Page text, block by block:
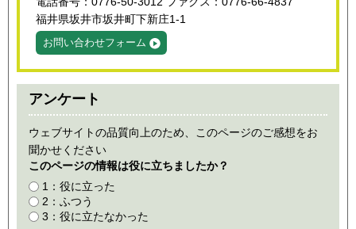
福井県坂井市坂井町下新庄1-1
お問い合わせフォーム
アンケート
ウェブサイトの品質向上のため、このページのご感想をお
聞かせください
このページの情報は役に立ちましたか？
1：役に立った
2：ふつう
3：役に立たなかった